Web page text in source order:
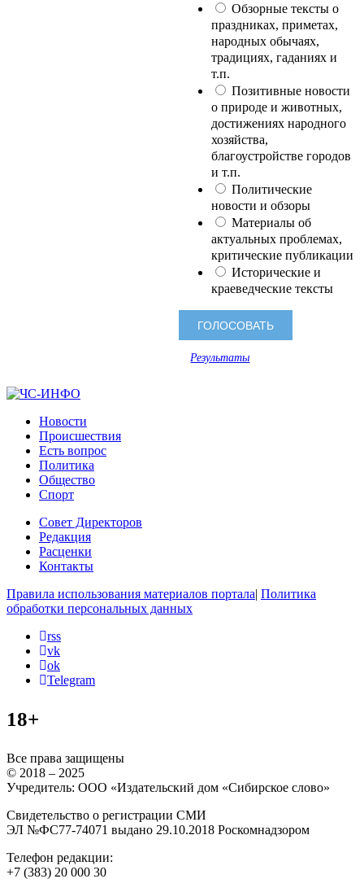
Обзорные тексты о
праздниках, приметах,
народных обычаях,
традициях, гаданиях и
т.п.
Позитивные новости
о природе и животных,
достижениях народного
хозяйства,
благоустройстве городов
и т.п.
Политические
новости и обзоры
Материалы об
актуальных проблемах,
критические публикации
Исторические и
краеведческие тексты
Результаты
Новости
Происшествия
Есть вопрос
Политика
Общество
Спорт
Совет Директоров
Редакция
Расценки
Контакты
Правила использования материалов портала| Политика
обработки персональных данных
rss
vk
ok
Telegram
18+
Все права защищены
© 2018 – 2025
Учредитель: ООО «Издательский дом «Сибирское слово»
Свидетельство о регистрации СМИ
ЭЛ №ФС77-74071 выдано 29.10.2018 Роскомнадзором
Телефон редакции:
+7 (383) 20 000 30